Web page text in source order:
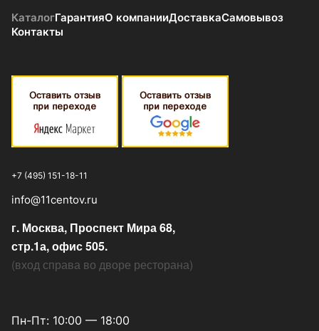
КаталогГарантияО компанииДоставкаСамовывоз
Контакты
+7 (495) 151-18-11
info@11centov.ru
г. Москва, Проспект Мира 68,
стр.1а, офис 505.
(вход справа во дворе ресторана)
Пн-Пт: 10:00 — 18:00